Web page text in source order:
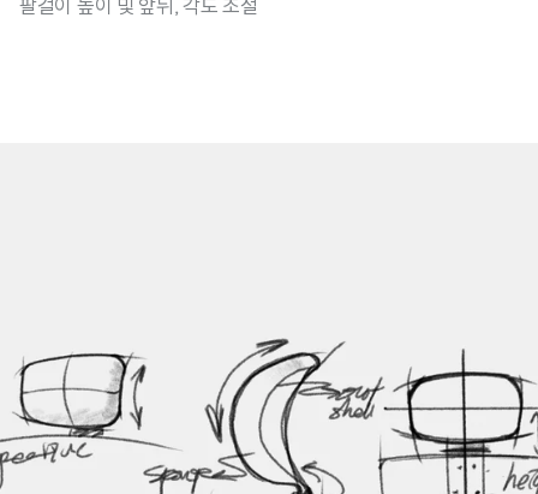
팔걸이 높이 및 앞뒤, 각도 조절